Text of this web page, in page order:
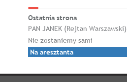
Ostatnia strona
PAN JANEK (Rejtan Warszawski)
Nie zostaniemy sami
Na aresztanta